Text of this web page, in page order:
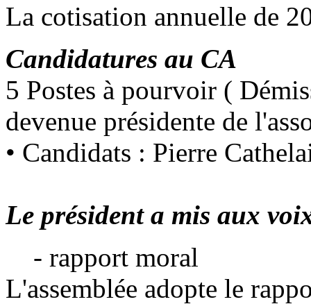
La cotisation annuelle de
Candidatures au CA
5 Postes à pourvoir (
devenue présidente de
• Candidats : Pierre
Le président a mis aux
- rapport moral
L'assemblée adopte le